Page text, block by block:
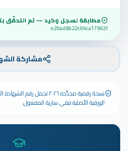
مطابقة لسجل وكيد — تم التحقّق
e20ad8b22c04ca17962f
مشاركة
نسخة رقمية مجدَّدة ٢٠٢٦ تحمل
الورقية الأصلية تبقى سارية المفعول.